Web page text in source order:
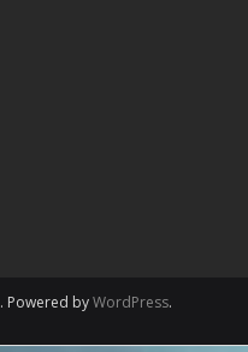
. Powered byWordPress.